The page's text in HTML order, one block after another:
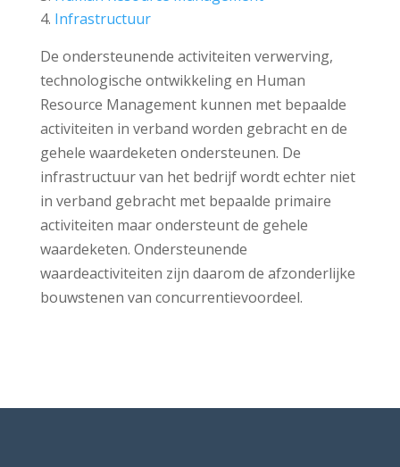
Infrastructuur
De ondersteunende activiteiten verwerving,
technologische ontwikkeling en Human
Resource Management kunnen met bepaalde
activiteiten in verband worden gebracht en de
gehele waardeketen ondersteunen. De
infrastructuur van het bedrijf wordt echter niet
in verband gebracht met bepaalde primaire
activiteiten maar ondersteunt de gehele
waardeketen. Ondersteunende
waardeactiviteiten zijn daarom de afzonderlijke
bouwstenen van concurrentievoordeel.